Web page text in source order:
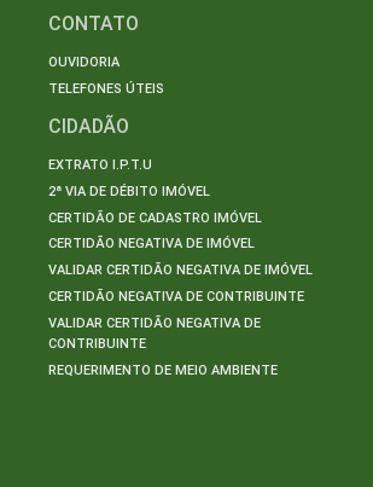
CONTATO
OUVIDORIA
TELEFONES ÚTEIS
CIDADÃO
EXTRATO I.P.T.U
2ª VIA DE DÉBITO IMÓVEL
CERTIDÃO DE CADASTRO IMÓVEL
CERTIDÃO NEGATIVA DE IMÓVEL
VALIDAR CERTIDÃO NEGATIVA DE IMÓVEL
CERTIDÃO NEGATIVA DE CONTRIBUINTE
VALIDAR CERTIDÃO NEGATIVA DE
CONTRIBUINTE
REQUERIMENTO DE MEIO AMBIENTE